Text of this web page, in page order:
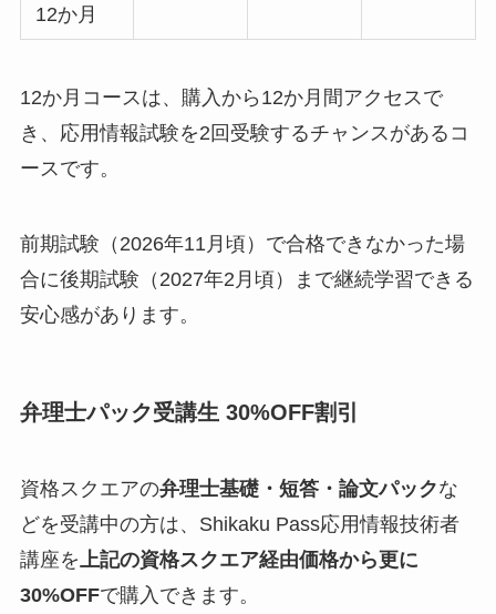
12か月
12か月コースは、購入から12か月間アクセスで
き、応用情報試験を2回受験するチャンスがあるコ
ースです。
前期試験（2026年11月頃）で合格できなかった場
合に後期試験（2027年2月頃）まで継続学習できる
安心感があります。
弁理士パック受講生 30%OFF割引
資格スクエアの弁理士基礎・短答・論文パックな
どを受講中の方は、Shikaku Pass応用情報技術者
講座を上記の資格スクエア経由価格から更に
30%OFFで購入できます。